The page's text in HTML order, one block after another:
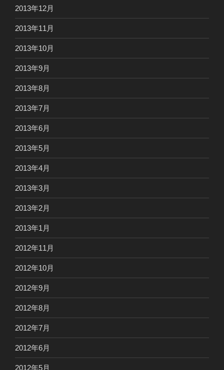
2013年12月
2013年11月
2013年10月
2013年9月
2013年8月
2013年7月
2013年6月
2013年5月
2013年4月
2013年3月
2013年2月
2013年1月
2012年11月
2012年10月
2012年9月
2012年8月
2012年7月
2012年6月
2012年5月